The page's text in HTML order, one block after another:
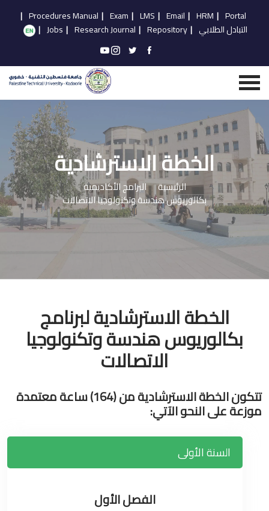
Portal
|
HRM
|
Email
|
LMS
|
Exam
|
Procedures Manual
|
التبادل الطلابي |
Repository
|
Research Journal
|
Jobs
|
الخطة الاسترشادية
الرئيسية البرامج الأكاديمية
بكالوريوس هندسة وتكنولوجيا الاتصالات
الخطة الاسترشادية لبرنامج
بكالوريوس هندسة وتكنولوجيا
الاتصالات
تتكون الخطة الاسترشادية من (164) ساعة معتمدة
موزعة على النحو الآتي:
السنة الأولى
الفصل الأول